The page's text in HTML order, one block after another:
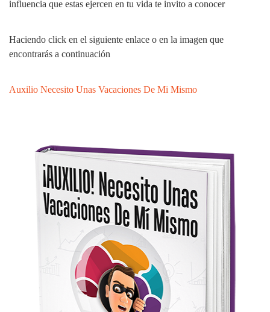
influencia que estas ejercen en tu vida te invito a conocer
Haciendo click en el siguiente enlace o en la imagen que
encontrarás a continuación
Auxilio Necesito Unas Vacaciones De Mi Mismo